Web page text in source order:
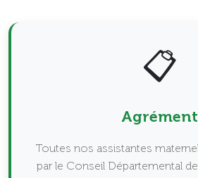
📋
Agrément
Toutes nos assistantes
par le Conseil Départemental